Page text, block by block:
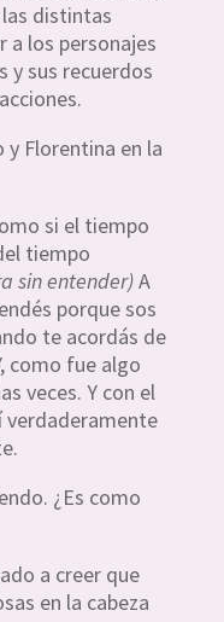
distintas
a los personajes
y sus recuerdos
y Florentina en la
si el tiempo
tiempo
sin entender)A
porque sos
te acordás de
como fue algo
veces. Y con el
verdaderamente
¿Es como
a creer que
en la cabeza